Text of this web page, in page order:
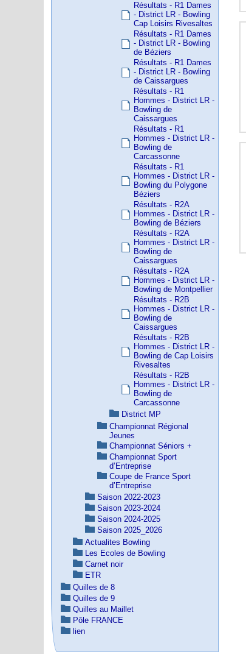
Résultats - R1 Dames
- District LR - Bowling
Cap Loisirs Rivesaltes
Résultats - R1 Dames
- District LR - Bowling
de Béziers
Résultats - R1 Dames
- District LR - Bowling
de Caissargues
Résultats - R1
Hommes - District LR -
Bowling de
Caissargues
Résultats - R1
Hommes - District LR -
Bowling de
Carcassonne
Résultats - R1
Hommes - District LR -
Bowling du Polygone
Béziers
Résultats - R2A
Hommes - District LR -
Bowling de Béziers
Résultats - R2A
Hommes - District LR -
Bowling de
Caissargues
Résultats - R2A
Hommes - District LR -
Bowling de Montpellier
Résultats - R2B
Hommes - District LR -
Bowling de
Caissargues
Résultats - R2B
Hommes - District LR -
Bowling de Cap Loisirs
Rivesaltes
Résultats - R2B
Hommes - District LR -
Bowling de
Carcassonne
District MP
Championnat Régional
Jeunes
Championnat Séniors +
Championnat Sport
d’Entreprise
Coupe de France Sport
d’Entreprise
Saison 2022-2023
Saison 2023-2024
Saison 2024-2025
Saison 2025_2026
Actualites Bowling
Les Ecoles de Bowling
Carnet noir
ETR
Quilles de 8
Quilles de 9
Quilles au Maillet
Pôle FRANCE
lien